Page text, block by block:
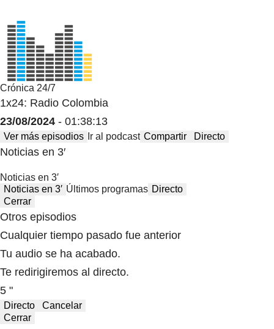
Crónica 24/7
1x24: Radio Colombia
23/08/2024 - 01:38:13
Ver más episodios Ir al podcast Compartir Directo
Noticias en 3′
Noticias en 3′
Noticias en 3′ Últimos programas Directo
Cerrar
Otros episodios
Cualquier tiempo pasado fue anterior
Tu audio se ha acabado.
Te redirigiremos al directo.
5 "
Directo
Cancelar
Cerrar